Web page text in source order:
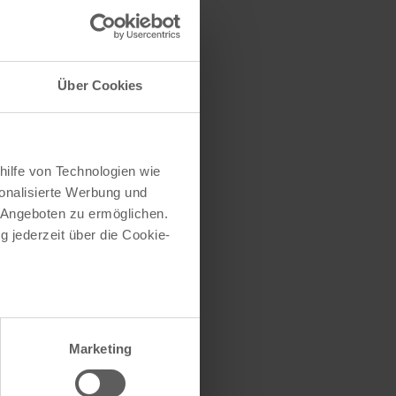
Über Cookies
von Technologien wie
Werbung und
zu ermöglichen.
jederzeit über die Cookie-
sein können
Präferenzen imAbschnitt
Marketing
herausfinden
(oder einen Teil